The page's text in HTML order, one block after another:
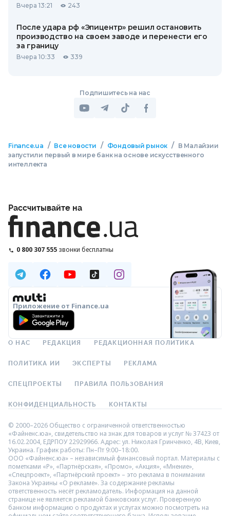
Вчера 13:21 243
После удара рф «Эпицентр» решил остановить
производство на своем заводе и перенести его
за границу
Вчера 10:33 339
Подпишитесь на нас
Finance.ua / Все новости / Фондовый рынок /
В Малайзии
запустили первый в мире банк на основе искусственного
интеллекта
Рассчитывайте на
0 800 307 555 звонки бесплатны
Приложение от Finance.ua
О НАС РЕДАКЦИЯ РЕДАКЦИОННАЯ ПОЛИТИКА
ПОЛИТИКА ИИ ЭКСПЕРТЫ РЕКЛАМА
СПЕЦПРОЕКТЫ ПРАВИЛА ПОЛЬЗОВАНИЯ
КОНФИДЕНЦИАЛЬНОСТЬ КОНТАКТЫ
© 2000–2026 Общество с ограниченной ответственностью
«Файненс.юа», свидетельство на знак для товаров и услуг № 37423 от
16.02.2004, ЕДРПОУ 22929966. Адрес: ул. Николая Гринченко, 4В, Киев,
Украина. График работы: Пн–Пт 9:00–18:00.
ООО «Файненс.юа» – независимый финансовый портал. Материалы с
пометками «Р», «Партнёрская», «Промо», «Акция», «Мнение»,
«Спецпроект», «Партнёрский проект» – это реклама в понимании
Закона Украины «О рекламе». За содержание рекламы
ответственность несёт рекламодатель. Информация на данной
странице не является рекламой банковских услуг. Проверенную
банком информацию о продуктах и услугах можно посмотреть на